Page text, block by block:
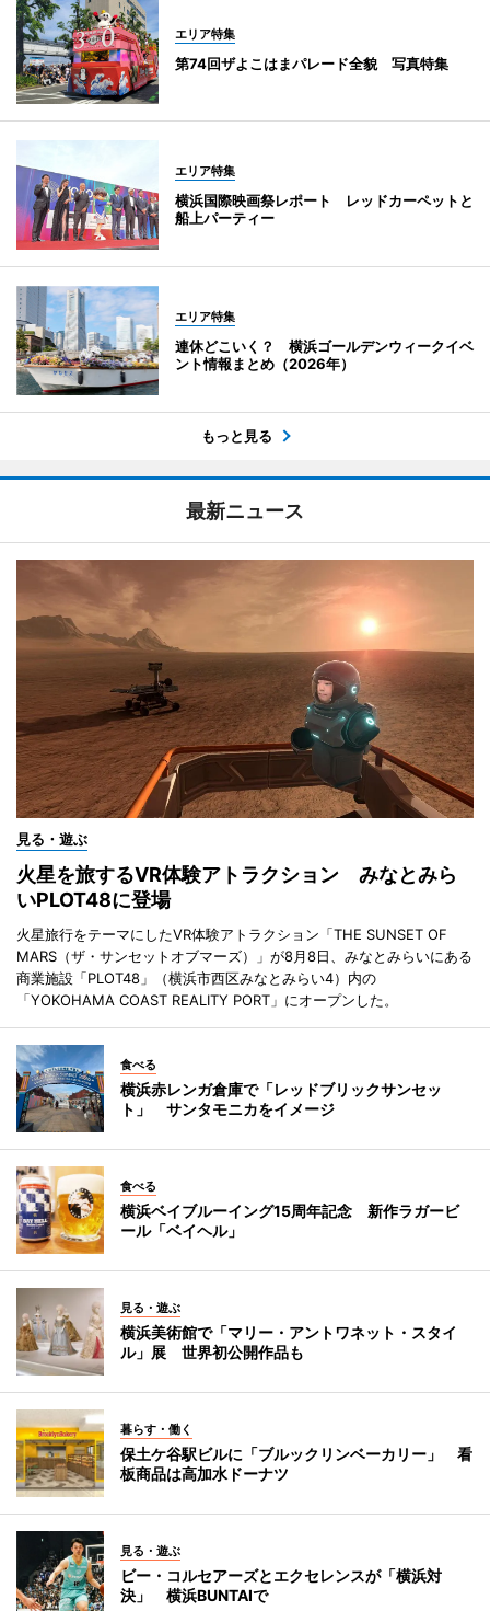
エリア特集
第74回ザよこはまパレード全貌 写真特集
エリア特集
横浜国際映画祭レポート レッドカーペットと
船上パーティー
エリア特集
連休どこいく？ 横浜ゴールデンウィークイベ
ント情報まとめ（2026年）
もっと見る
最新ニュース
見る・遊ぶ
火星を旅するVR体験アトラクション みなとみら
いPLOT48に登場
火星旅行をテーマにしたVR体験アトラクション「THE SUNSET OF
MARS（ザ・サンセットオブマーズ）」が8月8日、みなとみらいにある
商業施設「PLOT48」（横浜市西区みなとみらい4）内の
「YOKOHAMA COAST REALITY PORT」にオープンした。
食べる
横浜赤レンガ倉庫で「レッドブリックサンセッ
ト」 サンタモニカをイメージ
食べる
横浜ベイブルーイング15周年記念 新作ラガービ
ール「ベイヘル」
見る・遊ぶ
横浜美術館で「マリー・アントワネット・スタイ
ル」展 世界初公開作品も
暮らす・働く
保土ケ谷駅ビルに「ブルックリンベーカリー」 看
板商品は高加水ドーナツ
見る・遊ぶ
ビー・コルセアーズとエクセレンスが「横浜対
決」 横浜BUNTAIで